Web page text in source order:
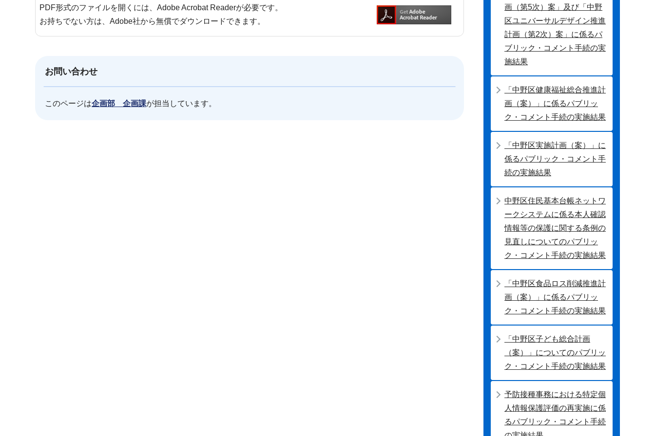
PDF形式のファイルを開くには、Adobe Acrobat Readerが必要です。
お持ちでない方は、Adobe社から無償でダウンロードできます。
お問い合わせ
このページは企画部 企画課が担当しています。
画（第5次）案」及び「中野
区ユニバーサルデザイン推進
計画（第2次）案」に係るパ
ブリック・コメント手続の実
施結果
「中野区健康福祉総合推進計
画（案）」に係るパブリッ
ク・コメント手続の実施結果
「中野区実施計画（案）」に
係るパブリック・コメント手
続の実施結果
中野区住民基本台帳ネットワ
ークシステムに係る本人確認
情報等の保護に関する条例の
見直しについてのパブリッ
ク・コメント手続の実施結果
「中野区食品ロス削減推進計
画（案）」に係るパブリッ
ク・コメント手続の実施結果
「中野区子ども総合計画
（案）」についてのパブリッ
ク・コメント手続の実施結果
予防接種事務における特定個
人情報保護評価の再実施に係
るパブリック・コメント手続